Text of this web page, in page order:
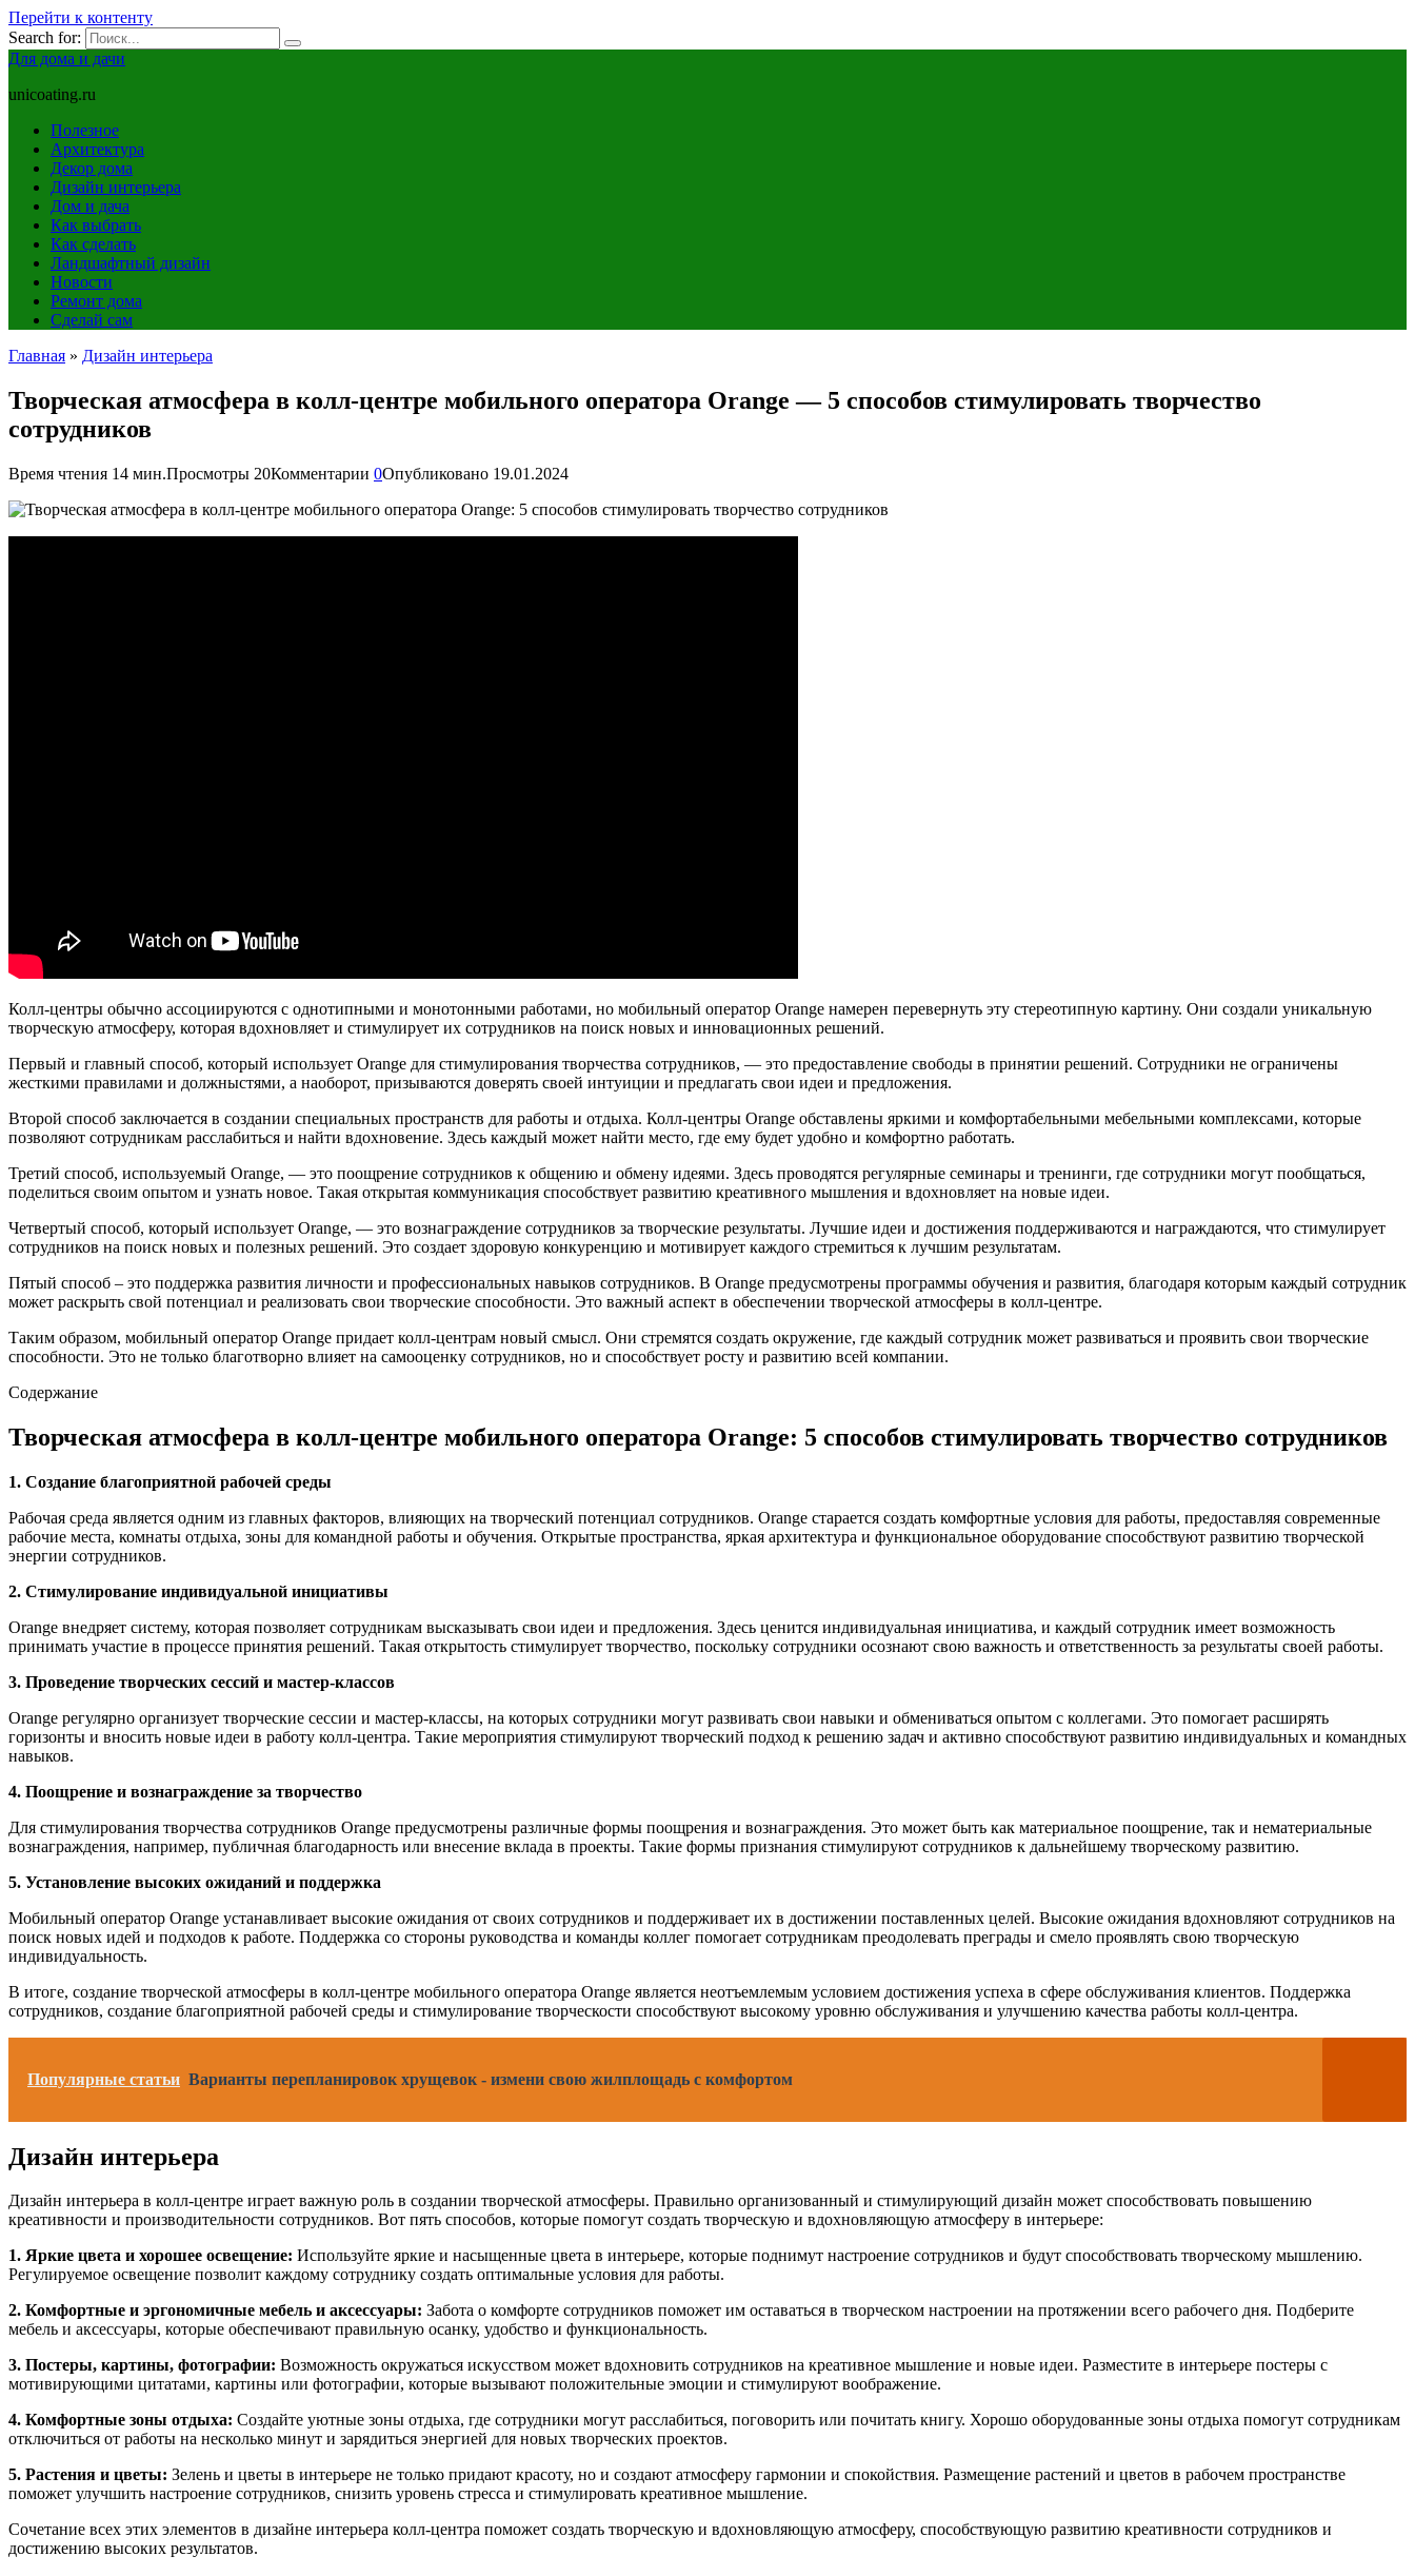
Перейти к контенту
Search for:
Для дома и дачи
unicoating.ru
Полезное
Архитектура
Декор дома
Дизайн интерьера
Дом и дача
Как выбрать
Как сделать
Ландшафтный дизайн
Новости
Ремонт дома
Сделай сам
Главная » Дизайн интерьера
Творческая атмосфера в колл-центре мобильного оператора Orange — 5 способов стимулировать творчество
сотрудников
Время чтения 14 мин.Просмотры 20Комментарии 0Опубликовано 19.01.2024
Колл-центры обычно ассоциируются с однотипными и монотонными работами, но мобильный оператор Orange намерен перевернуть эту стереотипную картину. Они создали уникальную
творческую атмосферу, которая вдохновляет и стимулирует их сотрудников на поиск новых и инновационных решений.
Первый и главный способ, который использует Orange для стимулирования творчества сотрудников, — это предоставление свободы в принятии решений. Сотрудники не ограничены
жесткими правилами и должныстями, а наоборот, призываются доверять своей интуиции и предлагать свои идеи и предложения.
Второй способ заключается в создании специальных пространств для работы и отдыха. Колл-центры Orange обставлены яркими и комфортабельными мебельными комплексами, которые
позволяют сотрудникам расслабиться и найти вдохновение. Здесь каждый может найти место, где ему будет удобно и комфортно работать.
Третий способ, используемый Orange, — это поощрение сотрудников к общению и обмену идеями. Здесь проводятся регулярные семинары и тренинги, где сотрудники могут пообщаться,
поделиться своим опытом и узнать новое. Такая открытая коммуникация способствует развитию креативного мышления и вдохновляет на новые идеи.
Четвертый способ, который использует Orange, — это вознаграждение сотрудников за творческие результаты. Лучшие идеи и достижения поддерживаются и награждаются, что стимулирует
сотрудников на поиск новых и полезных решений. Это создает здоровую конкуренцию и мотивирует каждого стремиться к лучшим результатам.
Пятый способ – это поддержка развития личности и профессиональных навыков сотрудников. В Orange предусмотрены программы обучения и развития, благодаря которым каждый сотрудник
может раскрыть свой потенциал и реализовать свои творческие способности. Это важный аспект в обеспечении творческой атмосферы в колл-центре.
Таким образом, мобильный оператор Orange придает колл-центрам новый смысл. Они стремятся создать окружение, где каждый сотрудник может развиваться и проявить свои творческие
способности. Это не только благотворно влияет на самооценку сотрудников, но и способствует росту и развитию всей компании.
Содержание
Творческая атмосфера в колл-центре мобильного оператора Orange: 5 способов стимулировать творчество сотрудников
1. Создание благоприятной рабочей среды
Рабочая среда является одним из главных факторов, влияющих на творческий потенциал сотрудников. Orange старается создать комфортные условия для работы, предоставляя современные
рабочие места, комнаты отдыха, зоны для командной работы и обучения. Открытые пространства, яркая архитектура и функциональное оборудование способствуют развитию творческой
энергии сотрудников.
2. Стимулирование индивидуальной инициативы
Orange внедряет систему, которая позволяет сотрудникам высказывать свои идеи и предложения. Здесь ценится индивидуальная инициатива, и каждый сотрудник имеет возможность
принимать участие в процессе принятия решений. Такая открытость стимулирует творчество, поскольку сотрудники осознают свою важность и ответственность за результаты своей работы.
3. Проведение творческих сессий и мастер-классов
Orange регулярно организует творческие сессии и мастер-классы, на которых сотрудники могут развивать свои навыки и обмениваться опытом с коллегами. Это помогает расширять
горизонты и вносить новые идеи в работу колл-центра. Такие мероприятия стимулируют творческий подход к решению задач и активно способствуют развитию индивидуальных и командных
навыков.
4. Поощрение и вознаграждение за творчество
Для стимулирования творчества сотрудников Orange предусмотрены различные формы поощрения и вознаграждения. Это может быть как материальное поощрение, так и нематериальные
вознаграждения, например, публичная благодарность или внесение вклада в проекты. Такие формы признания стимулируют сотрудников к дальнейшему творческому развитию.
5. Установление высоких ожиданий и поддержка
Мобильный оператор Orange устанавливает высокие ожидания от своих сотрудников и поддерживает их в достижении поставленных целей. Высокие ожидания вдохновляют сотрудников на
поиск новых идей и подходов к работе. Поддержка со стороны руководства и команды коллег помогает сотрудникам преодолевать преграды и смело проявлять свою творческую
индивидуальность.
В итоге, создание творческой атмосферы в колл-центре мобильного оператора Orange является неотъемлемым условием достижения успеха в сфере обслуживания клиентов. Поддержка
сотрудников, создание благоприятной рабочей среды и стимулирование творческости способствуют высокому уровню обслуживания и улучшению качества работы колл-центра.
Популярные статьи Варианты перепланировок хрущевок - измени свою жилплощадь с комфортом
Дизайн интерьера
Дизайн интерьера в колл-центре играет важную роль в создании творческой атмосферы. Правильно организованный и стимулирующий дизайн может способствовать повышению
креативности и производительности сотрудников. Вот пять способов, которые помогут создать творческую и вдохновляющую атмосферу в интерьере:
1. Яркие цвета и хорошее освещение: Используйте яркие и насыщенные цвета в интерьере, которые поднимут настроение сотрудников и будут способствовать творческому мышлению.
Регулируемое освещение позволит каждому сотруднику создать оптимальные условия для работы.
2. Комфортные и эргономичные мебель и аксессуары: Забота о комфорте сотрудников поможет им оставаться в творческом настроении на протяжении всего рабочего дня. Подберите
мебель и аксессуары, которые обеспечивают правильную осанку, удобство и функциональность.
3. Постеры, картины, фотографии: Возможность окружаться искусством может вдохновить сотрудников на креативное мышление и новые идеи. Разместите в интерьере постеры с
мотивирующими цитатами, картины или фотографии, которые вызывают положительные эмоции и стимулируют воображение.
4. Комфортные зоны отдыха: Создайте уютные зоны отдыха, где сотрудники могут расслабиться, поговорить или почитать книгу. Хорошо оборудованные зоны отдыха помогут сотрудникам
отключиться от работы на несколько минут и зарядиться энергией для новых творческих проектов.
5. Растения и цветы: Зелень и цветы в интерьере не только придают красоту, но и создают атмосферу гармонии и спокойствия. Размещение растений и цветов в рабочем пространстве
поможет улучшить настроение сотрудников, снизить уровень стресса и стимулировать креативное мышление.
Сочетание всех этих элементов в дизайне интерьера колл-центра поможет создать творческую и вдохновляющую атмосферу, способствующую развитию креативности сотрудников и
достижению высоких результатов.